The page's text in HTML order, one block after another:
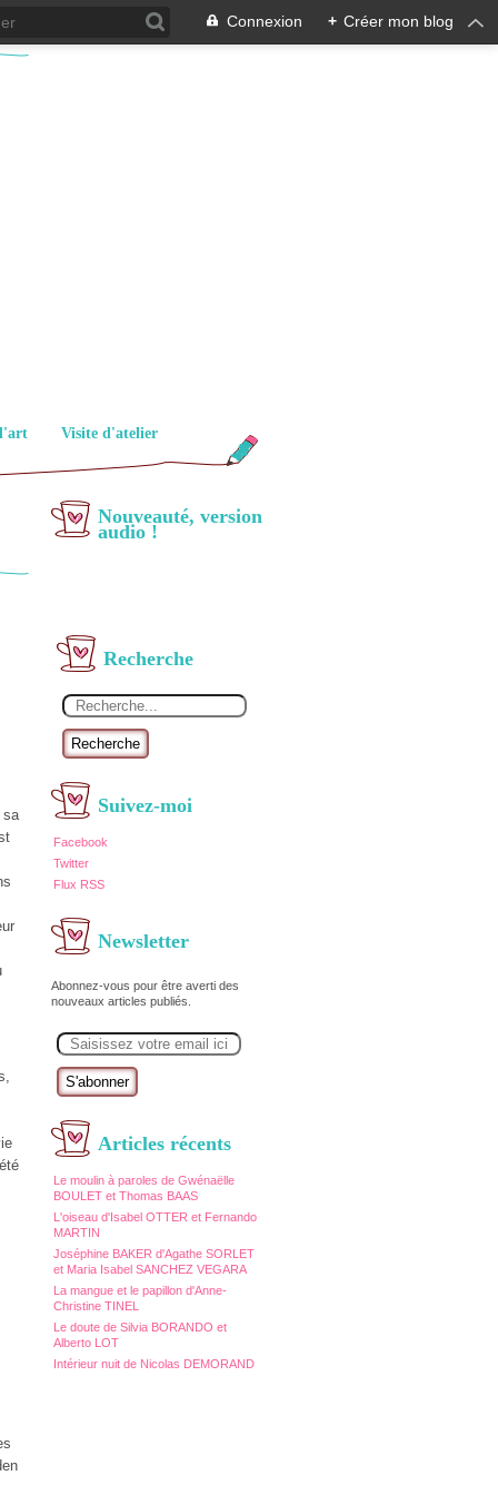
Connexion + Créer mon blog
Visite d'atelier
Nouveauté, version
audio !
Recherche
Recherche
Suivez-moi
Facebook
Twitter
Flux RSS
Newsletter
Abonnez-vous pour être averti des
nouveaux articles publiés.
m
Articles récents
Le moulin à paroles de Gwénaëlle
BOULET et Thomas BAAS
L'oiseau d'Isabel OTTER et Fernando
MARTIN
Joséphine BAKER d'Agathe SORLET
et Maria Isabel SANCHEZ VEGARA
La mangue et le papillon d'Anne-
Christine TINEL
Le doute de Silvia BORANDO et
Alberto LOT
Intérieur nuit de Nicolas DEMORAND
sa